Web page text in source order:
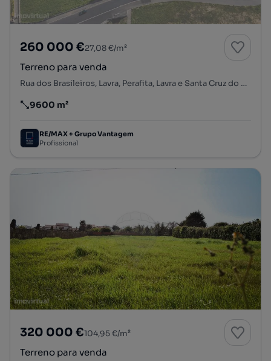
260 000 €27,08 €/m²
Terreno para venda
Rua dos Brasileiros, Lavra, Perafita, Lavra e Santa Cruz do Bispo, Matosinhos, Porto
Preço por metro quadrado
9600 m²
RE/MAX + Grupo Vantagem
Profissional
320 000 €104,95 €/m²
Terreno para venda